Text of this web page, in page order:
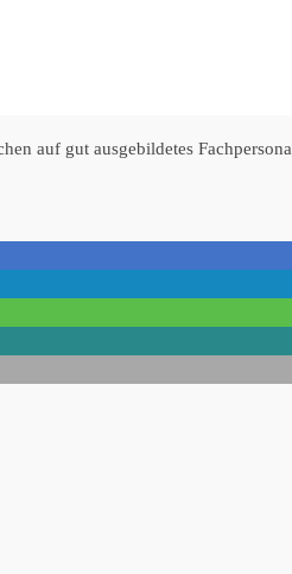
auf gut ausgebildetes